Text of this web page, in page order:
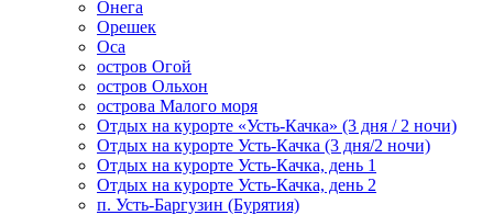
Онега
Орешек
Оса
остров Огой
остров Ольхон
острова Малого моря
Отдых на курорте «Усть-Качка» (3 дня / 2 ночи)
Отдых на курорте Усть-Качка (3 дня/2 ночи)
Отдых на курорте Усть-Качка, день 1
Отдых на курорте Усть-Качка, день 2
п. Усть-Баргузин (Бурятия)